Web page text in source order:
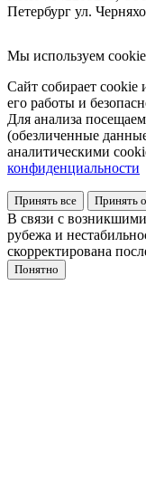
Петербург ул.
Мы используем
Сайт собирает cookie
его работы и
Для анализа
(обезличенные
аналитическими
конфиденциальности
Принять все Принять
В связи с
рубежа и
скорректирована
Понятно